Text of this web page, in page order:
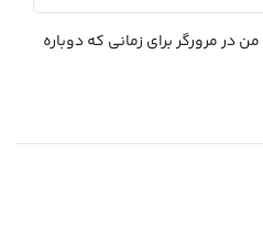
در مرورگر برای زمانی که دوباره